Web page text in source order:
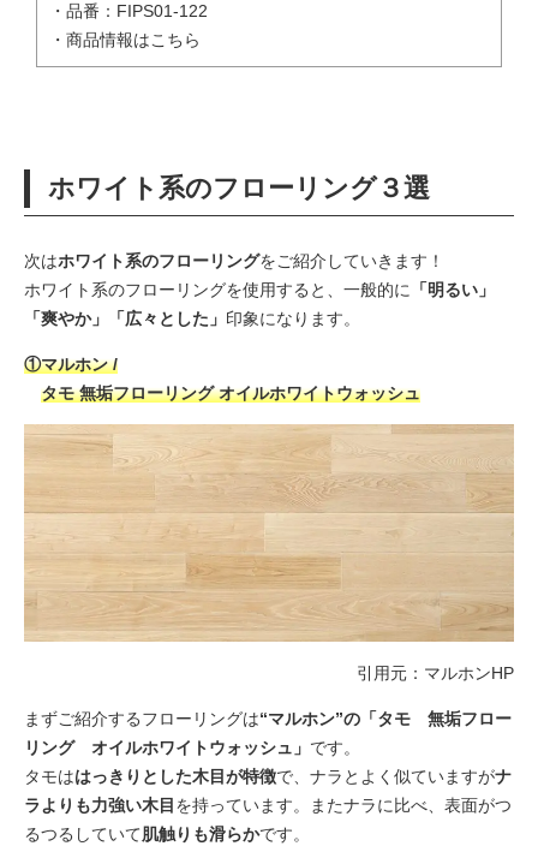
・品番：FIPS01-122
・ 商品情報はこちら
ホワイト系のフローリング３選
次はホワイト系のフローリングをご紹介していきます！
ホワイト系のフローリングを使用すると、一般的に
「明るい」
「爽やか」「広々とした」 印象になります。
①マルホン /
タモ 無垢フローリング オイルホワイトウォッシュ
引用元： マルホンHP
まずご紹介するフローリングは“マルホン”の「タモ 無垢フロー
リング オイルホワイトウォッシュ」 です。
タモははっきりとした木目が特徴で、ナラとよく似ていますがナ
ラよりも力強い木目 を持っています。またナラに比べ、表面がつ
るつるしていて肌触りも滑らかです。